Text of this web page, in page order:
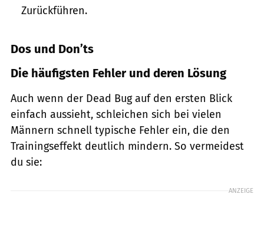
Zurückführen.
Dos und Don’ts
Die häufigsten Fehler und deren Lösung
Auch wenn der Dead Bug auf den ersten Blick
einfach aussieht, schleichen sich bei vielen
Männern schnell typische Fehler ein, die den
Trainingseffekt deutlich mindern. So vermeidest
du sie:
ANZEIGE